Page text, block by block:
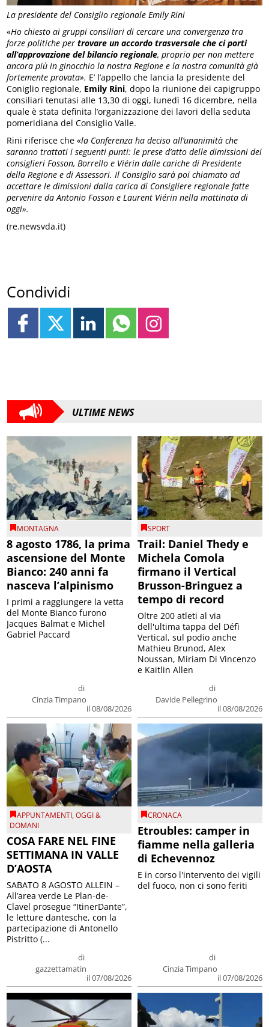
La presidente del Consiglio regionale Emily Rini
«Ho chiesto ai gruppi consiliari di cercare una convergenza tra
forze politiche per trovare un accordo trasversale che ci porti
all’approvazione del bilancio regionale, proprio per non mettere
ancora più in ginocchio la nostra Regione e la nostra comunità già
fortemente provata». E’ l’appello che lancia la presidente del
Coniglio regionale, Emily Rini, dopo la riunione dei capigruppo
consiliari tenutasi alle 13,30 di oggi, lunedì 16 dicembre, nella
quale è stata definita l’organizzazione dei lavori della seduta
pomeridiana del Consiglio Valle.
Rini riferisce che «la Conferenza ha deciso all’unanimità che
saranno trattati i seguenti punti: le prese d’atto delle dimissioni dei
consiglieri Fosson, Borrello e Viérin dalle cariche di Presidente
della Regione e di Assessori. Il Consiglio sarà poi chiamato ad
accettare le dimissioni dalla carica di Consigliere regionale fatte
pervenire da Antonio Fosson e Laurent Viérin nella mattinata di
oggi».
(re.newsvda.it)
Condividi
ULTIME NEWS
MONTAGNA
8 agosto 1786, la prima
ascensione del Monte
Bianco: 240 anni fa
nasceva l’alpinismo
di
Cinzia Timpano
il 08/08/2026
I primi a raggiungere la vetta
del Monte Bianco furono
Jacques Balmat e Michel
Gabriel Paccard
SPORT
Trail: Daniel Thedy e
Michela Comola
firmano il Vertical
Brusson-Bringuez a
tempo di record
di
Davide Pellegrino
il 08/08/2026
Oltre 200 atleti al via
dell'ultima tappa del Défì
Vertical, sul podio anche
Mathieu Brunod, Alex
Noussan, Miriam Di Vincenzo
e Kaitlin Allen
APPUNTAMENTI,OGGI &
DOMANI
COSA FARE NEL FINE
SETTIMANA IN VALLE
D’AOSTA
di
gazzettamatin
il 07/08/2026
SABATO 8 AGOSTO ALLEIN –
All’area verde Le Plan-de-
Clavel prosegue “ItinerDante”,
le letture dantesche, con la
partecipazione di Antonello
Pistritto (...
CRONACA
Etroubles: camper in
fiamme nella galleria
di Echevennoz
di
Cinzia Timpano
il 07/08/2026
E in corso l'intervento dei vigili
del fuoco, non ci sono feriti